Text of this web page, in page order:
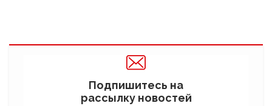
Подпишитесь на
рассылку новостей